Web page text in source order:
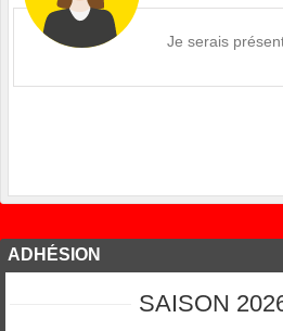
Je serais
ADHÉSION
SAISON